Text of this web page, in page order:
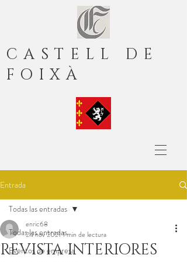
CASTELL DE
FOIXÀ
Entrada
Todas las entradas
Eventos de empresa
Todas las entradas
REVISTA INTERIORES
enric68
24 nov 2021 1 min de lectura